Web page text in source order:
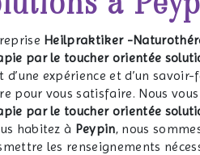
Heilpraktiker -
par le toucher orientée
d’une expérience et d’un
pour vous satisfaire. Nous
par le toucher orientée
habitez à Peypin, nous
les renseignements